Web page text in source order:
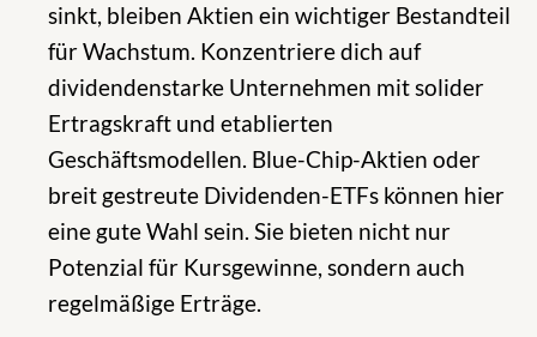
sinkt, bleiben Aktien ein wichtiger Bestandteil
für Wachstum. Konzentriere dich auf
dividendenstarke Unternehmen mit solider
Ertragskraft und etablierten
Geschäftsmodellen. Blue-Chip-Aktien oder
breit gestreute Dividenden-ETFs können hier
eine gute Wahl sein. Sie bieten nicht nur
Potenzial für Kursgewinne, sondern auch
regelmäßige Erträge.